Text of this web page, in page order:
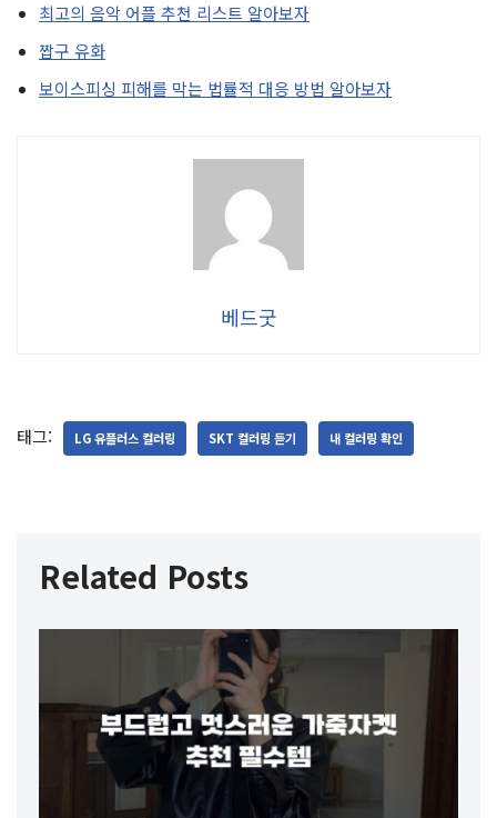
최고의 음악 어플 추천 리스트 알아보자
짭구 유화
보이스피싱 피해를 막는 법률적 대응 방법 알아보자
베드굿
태그: LG 유플러스 컬러링 SKT 컬러링 듣기 내 컬러링 확인
Related Posts